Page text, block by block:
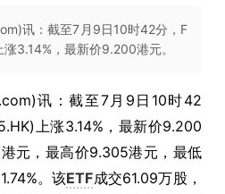
讯：截至7月9日10时42分，F
3.14%，最新价9.200港元。
讯：截至7月9日10时42
上涨3.14%，最新价9.200
元，最高价9.305港元，最低
。该ETF成交61.09万股，